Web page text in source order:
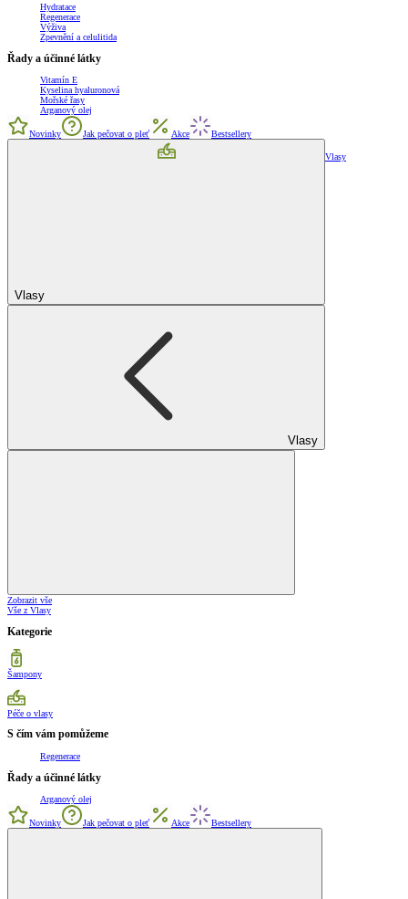
Hydratace
Regenerace
Výživa
Zpevnění a celulitida
Řady a účinné látky
Vitamín E
Kyselina hyaluronová
Mořské řasy
Arganový olej
Novinky Jak pečovat o pleť Akce Bestsellery
Vlasy
Vlasy
Vlasy
Zobrazit vše
Vše z Vlasy
Kategorie
Šampony
Péče o vlasy
S čím vám pomůžeme
Regenerace
Řady a účinné látky
Arganový olej
Novinky Jak pečovat o pleť Akce Bestsellery